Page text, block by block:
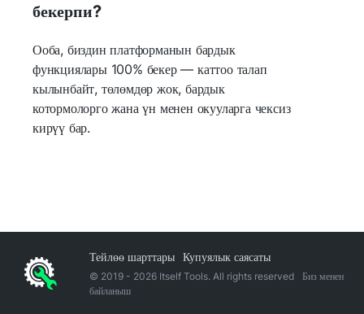
бекерпи?
Ооба, биздин платформанын бардык
функциялары 100% бекер — каттоо талап
кылынбайт, төлөмдөр жок, бардык
котормолорго жана үн менен окууларга чексиз
кирүү бар.
Тейлөө шарттары Купуялык саясаты
© 2019 - 2026 Itself Tools. All rights reserved
Биз менен
байланыш